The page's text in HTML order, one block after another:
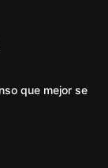
que mejor se